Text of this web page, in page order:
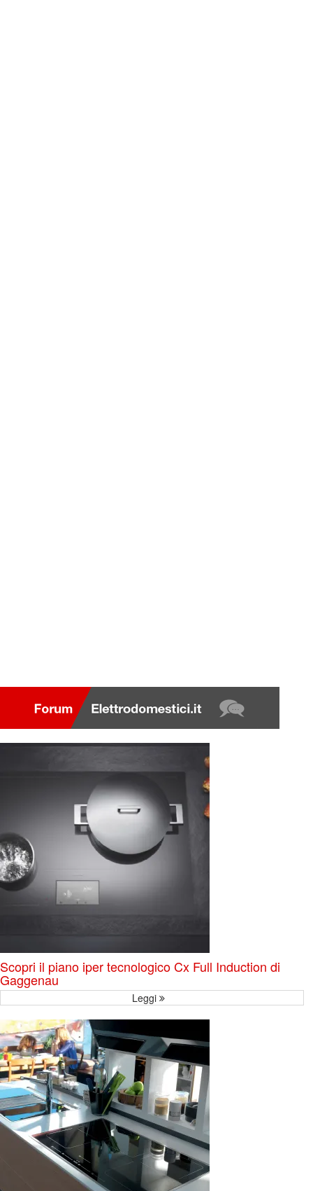
Scopri il piano iper tecnologico Cx Full Induction di
Gaggenau
Leggi